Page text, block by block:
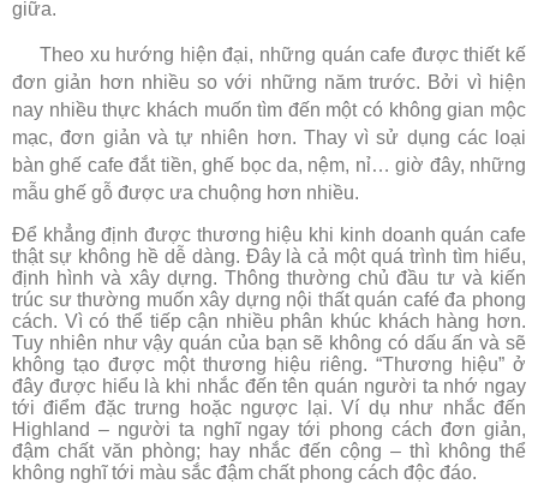
giữa.
Theo xu hướng hiện đại, những quán cafe được thiết kế
đơn giản hơn nhiều so với những năm trước. Bởi vì hiện
nay nhiều thực khách muốn tìm đến một có không gian mộc
mạc, đơn giản và tự nhiên hơn. Thay vì sử dụng các loại
bàn ghế cafe đắt tiền, ghế bọc da, nệm, nỉ… giờ đây, những
mẫu ghế gỗ được ưa chuộng hơn nhiều.
Để khẳng định được thương hiệu khi kinh doanh quán cafe
thật sự không hề dễ dàng. Đây là cả một quá trình tìm hiểu,
định hình và xây dựng. Thông thường chủ đầu tư và kiến
trúc sư thường muốn xây dựng nội thất quán café đa phong
cách. Vì có thể tiếp cận nhiều phân khúc khách hàng hơn.
Tuy nhiên như vậy quán của bạn sẽ không có dấu ấn và sẽ
không tạo được một thương hiệu riêng. “Thương hiệu” ở
đây được hiểu là khi nhắc đến tên quán người ta nhớ ngay
tới điểm đặc trưng hoặc ngược lại. Ví dụ như nhắc đến
Highland – người ta nghĩ ngay tới phong cách đơn giản,
đậm chất văn phòng; hay nhắc đến cộng – thì không thể
không nghĩ tới màu sắc đậm chất phong cách độc đáo.